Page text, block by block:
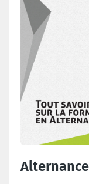
Alternance